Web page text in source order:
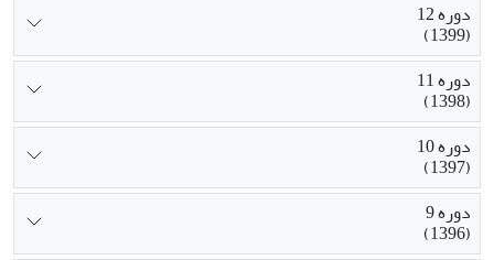
دوره 12
(1399)
دوره 11
(1398)
دوره 10
(1397)
دوره 9
(1396)